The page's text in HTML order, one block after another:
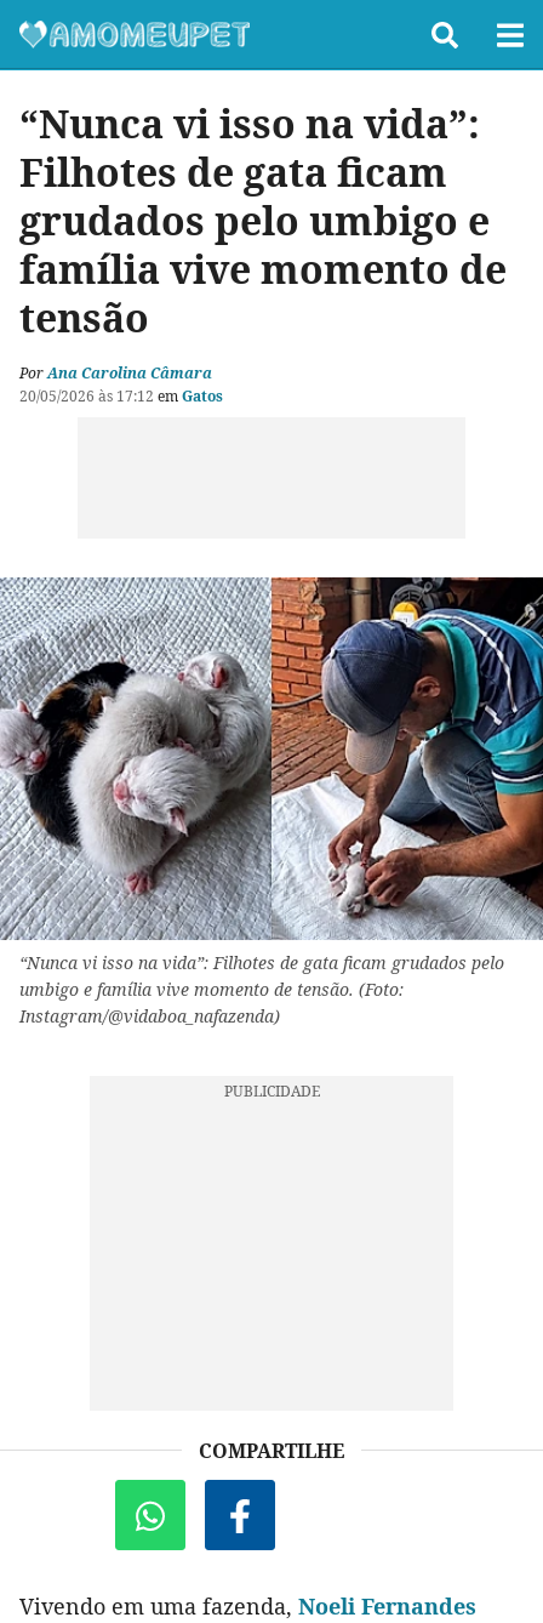
“Nunca vi isso na vida”:
Filhotes de gata ficam
grudados pelo umbigo e
família vive momento de
tensão
PorAna Carolina Câmara
20/05/2026 às 17:12 emGatos
“Nunca vi isso na vida”: Filhotes de gata ficam grudados pelo
umbigo e família vive momento de tensão. (Foto:
Instagram/@vidaboa_nafazenda)
COMPARTILHE
Vivendo em uma fazenda, Noeli Fernandes